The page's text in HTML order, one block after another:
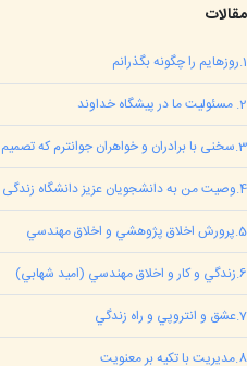
مقالات
1
.روزهایم را چگونه بگذرانم
2
. مسئوليت ما در پيشگاه خداوند
3
.سخنی با برادران و خواهران جوانترم که
4
.وصیت من به دانشجویان عزیز دانشگاه زندگی
5
.پرورش اخلاق پژوهشي و اخلاق مهندسي
6
.زندگي و کار و اخلاق مهندسي (اميد شهابي)
7
.عشق و انتروپي و راه زندگي
8
.مديريت با تکيه بر معنويت